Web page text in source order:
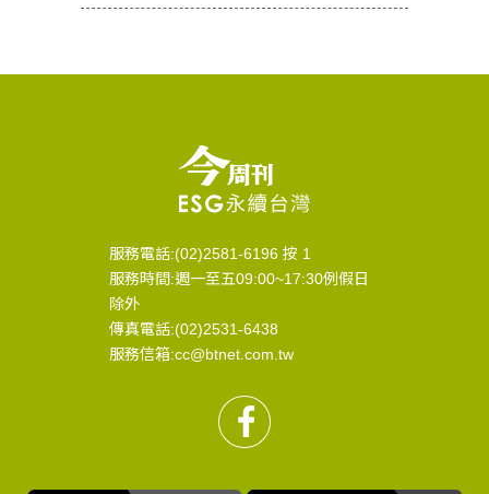
服務電話:(02)2581-6196 按 1
服務時間:週一至五09:00~17:30例假日
除外
傳真電話:(02)2531-6438
服務信箱:cc@btnet.com.tw